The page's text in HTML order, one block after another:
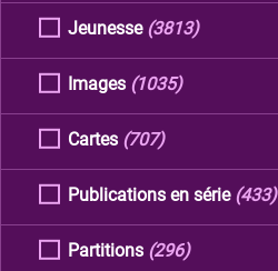
Jeunesse (3813)
Images (1035)
Cartes (707)
Publications en série (433)
Partitions (296)